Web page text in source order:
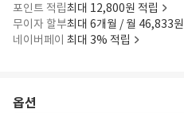
포인트 적립최대 12,800원 적립
무이자 할부최대 6개월 / 월 46,833원
네이버페이 최대 3% 적립
옵션